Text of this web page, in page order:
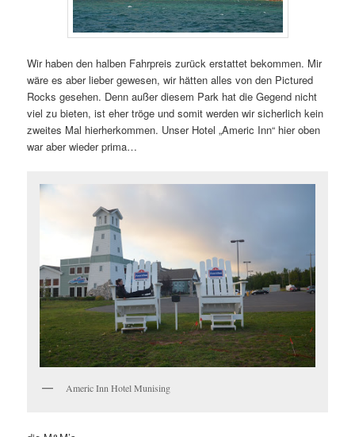
Wir haben den halben Fahrpreis zurück erstattet bekommen. Mir
wäre es aber lieber gewesen, wir hätten alles von den Pictured
Rocks gesehen. Denn außer diesem Park hat die Gegend nicht
viel zu bieten, ist eher tröge und somit werden wir sicherlich kein
zweites Mal hierherkommen. Unser Hotel „Americ Inn“ hier oben
war aber wieder prima…
Americ Inn Hotel Munising